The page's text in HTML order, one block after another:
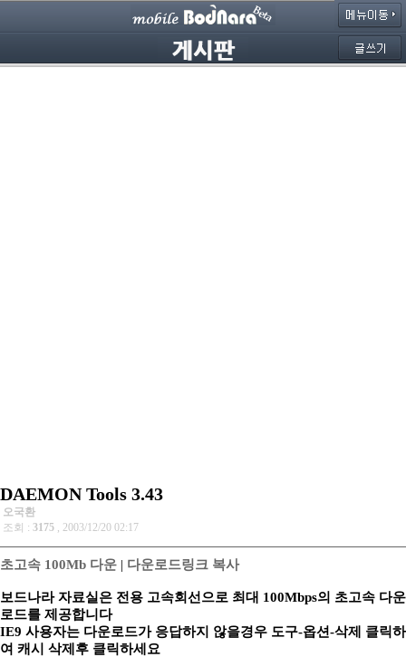
DAEMON Tools 3.43
오국환
조회 : 3175 , 2003/12/20 02:17
초고속 100Mb 다운 | 다운로드링크 복사
보드나라 자료실은 전용 고속회선으로 최대 100Mbps의 초고속 다운
로드를 제공합니다
IE9 사용자는 다운로드가 응답하지 않을경우 도구-옵션-삭제 클릭하
여 캐시 삭제후 클릭하세요